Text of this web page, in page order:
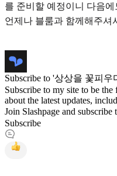
를 준비할 예정이니 다음
언제나 블룸과 함께해주셔
Subscribe to '상상을 꽃피우
Subscribe to my site to be
about the latest updates,
Join Slashpage and
Subscribe